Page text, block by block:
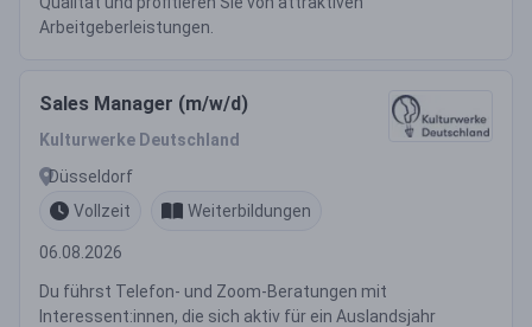
Arbeitgeberleistungen.
Sales Manager (m/w/d)
Kulturwerke Deutschland
Düsseldorf
Vollzeit
Weiterbildungen
06.08.2026
Du führst Telefon- und Zoom-Beratungen mit
Interessent:innen, die sich aktiv für ein Auslandsjahr